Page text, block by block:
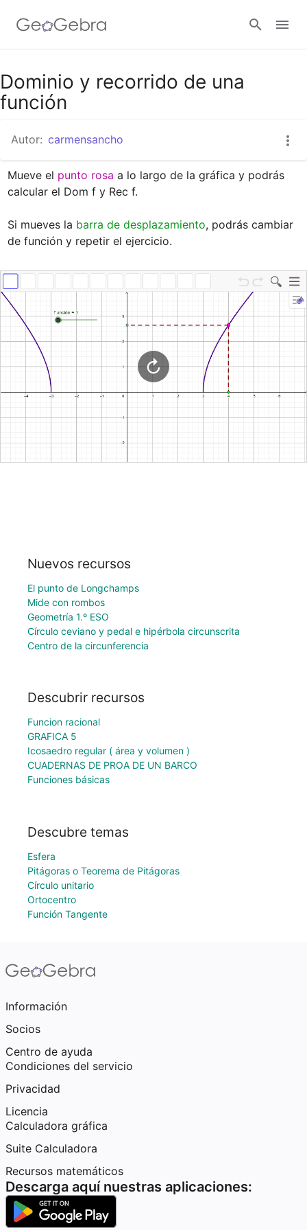
Google Classroom
Abrir sesión
Dominio y recorrido de una
función
Autor: carmensancho
Mueve el punto rosa a lo largo de la gráfica y podrás
calcular el Dom f y Rec f.
Si mueves la barra de desplazamiento, podrás cambiar
de función y repetir el ejercicio.
Nuevos recursos
El punto de Longchamps
Mide con rombos
Geometría 1.º ESO
Círculo ceviano y pedal e hipérbola circunscrita
Centro de la circunferencia
Descubrir recursos
Funcion racional
GRAFICA 5
Icosaedro regular ( área y volumen )
CUADERNAS DE PROA DE UN BARCO
Funciones básicas
Descubre temas
Esfera
Pitágoras o Teorema de Pitágoras
Círculo unitario
Ortocentro
Función Tangente
Información
Socios
Centro de ayuda
Condiciones del servicio
Privacidad
Licencia
Calculadora gráfica
Suite Calculadora
Recursos matemáticos
Descarga aquí nuestras aplicaciones: